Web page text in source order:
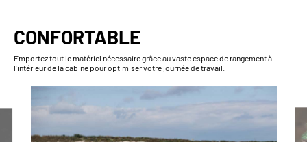
CONFORTABLE
Emportez tout le matériel nécessaire grâce au vaste espace de rangement à
l’intérieur de la cabine pour optimiser votre journée de travail.